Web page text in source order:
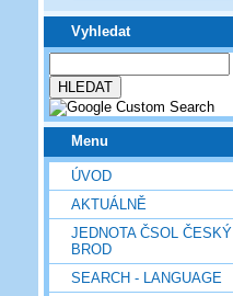
Vyhledat
Menu
ÚVOD
AKTUÁLNĚ
JEDNOTA ČSOL ČESKÝ
BROD
SEARCH - LANGUAGE